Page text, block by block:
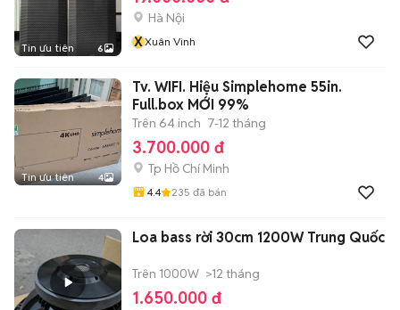
Tin ưu tiên 6
Hà Nội
XXuân Vinh
Tin ưu tiên 4
Tv. WIFI. Hiệu Simplehome 55in.
Full.box MỚI 99%
Trên 64 inch 7-12 tháng
3.700.000 đ
Tp Hồ Chí Minh
4.4 235 đã bán
Loa bass rời 30cm 1200W Trung Quốc
Trên 1000W >12 tháng
1.650.000 đ